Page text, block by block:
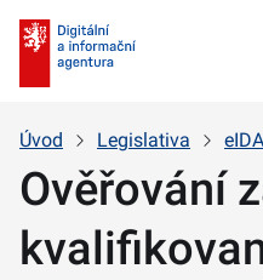
Úvod Legislativa
Ověřování